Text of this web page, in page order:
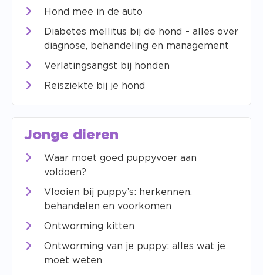
Hond mee in de auto
Diabetes mellitus bij de hond – alles over
diagnose, behandeling en management
Verlatingsangst bij honden
Reisziekte bij je hond
Jonge dieren
Waar moet goed puppyvoer aan
voldoen?
Vlooien bij puppy’s: herkennen,
behandelen en voorkomen
Ontworming kitten
Ontworming van je puppy: alles wat je
moet weten